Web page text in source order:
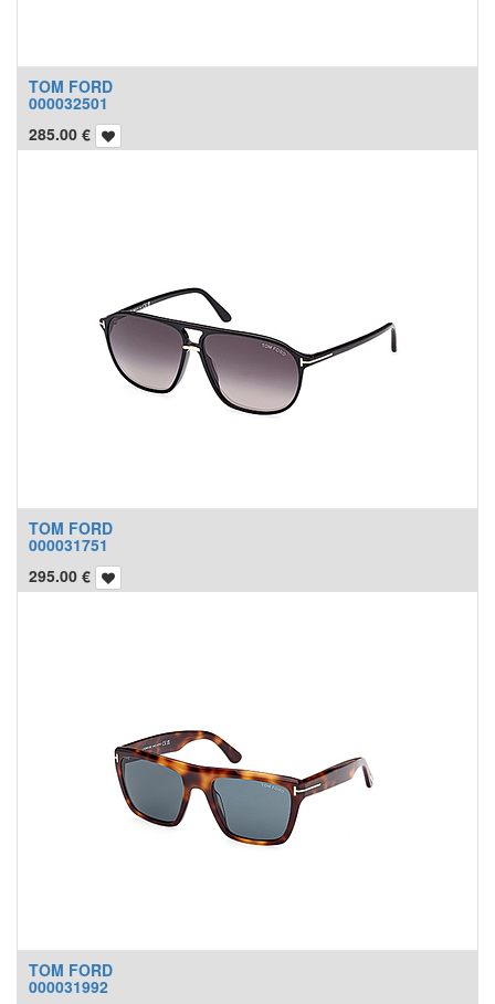
TOM FORD
000032501
285.00 €
TOM FORD
000031751
295.00 €
TOM FORD
000031992